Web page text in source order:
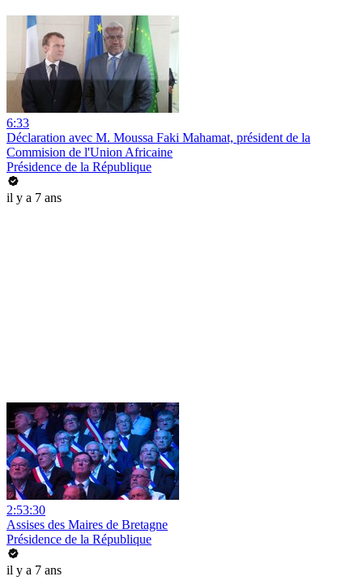
6:33
Déclaration avec M. Moussa Faki Mahamat, président de la
Commision de l'Union Africaine
Présidence de la République
il y a 7 ans
2:53:30
Assises des Maires de Bretagne
Présidence de la République
il y a 7 ans